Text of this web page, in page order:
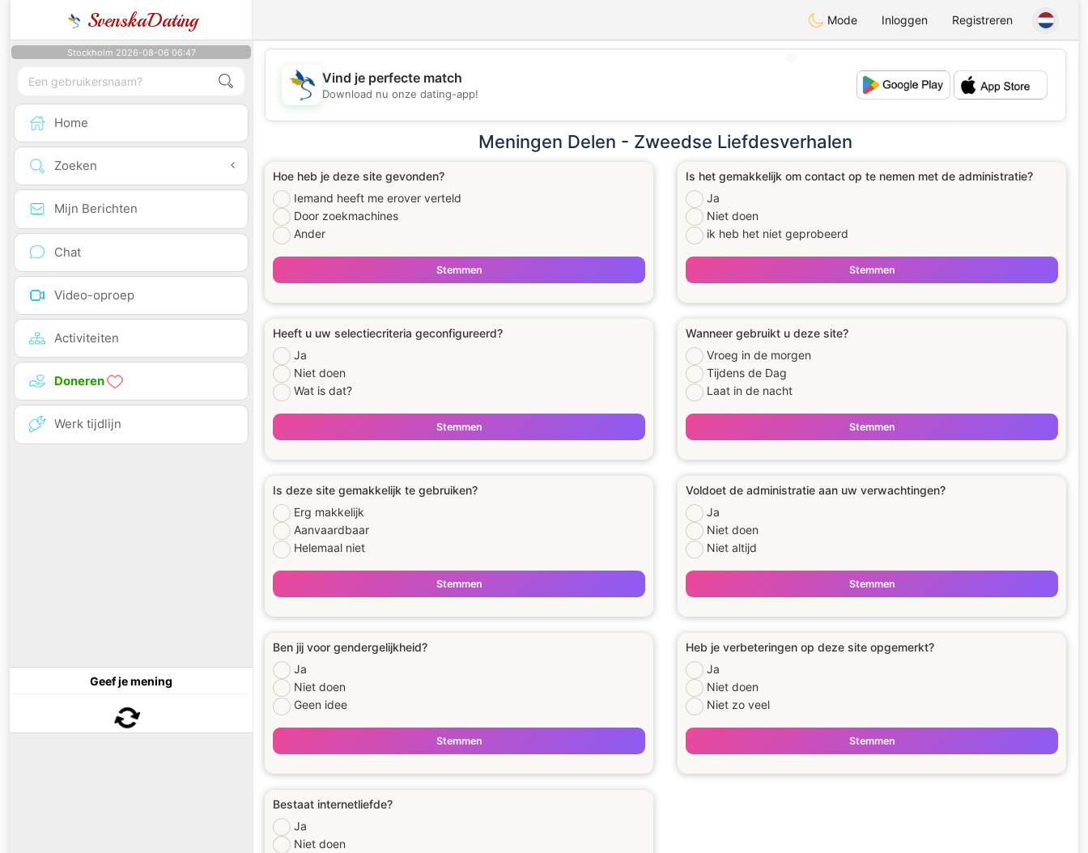
SvenskaDating Mode Inloggen Registreren
Stockholm 2026-08-06 06:47
Home
Zoeken
Mijn Berichten
Chat
Video-oproep
Activiteiten
Doneren
Werk tijdlijn
Geef je mening
💖
💕
💕
Vind je perfecte match
Download nu onze dating-app!
Meningen Delen - Zweedse Liefdesverhalen
Hoe heb je deze site gevonden?
Iemand heeft me erover verteld
Door zoekmachines
Ander
Stemmen
Is het gemakkelijk om contact op te nemen met de administratie?
Ja
Niet doen
ik heb het niet geprobeerd
Stemmen
Heeft u uw selectiecriteria geconfigureerd?
Ja
Niet doen
Wat is dat?
Stemmen
Wanneer gebruikt u deze site?
Vroeg in de morgen
Tijdens de Dag
Laat in de nacht
Stemmen
Is deze site gemakkelijk te gebruiken?
Erg makkelijk
Aanvaardbaar
Helemaal niet
Stemmen
Voldoet de administratie aan uw verwachtingen?
Ja
Niet doen
Niet altijd
Stemmen
Ben jij voor gendergelijkheid?
Ja
Niet doen
Geen idee
Stemmen
Heb je verbeteringen op deze site opgemerkt?
Ja
Niet doen
Niet zo veel
Stemmen
Bestaat internetliefde?
Ja
Niet doen